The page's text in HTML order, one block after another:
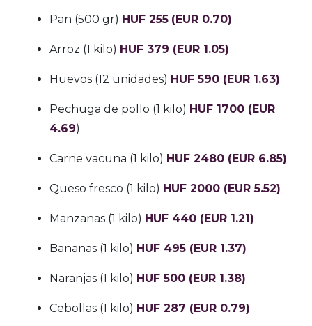
Pan (500 gr) HUF 255 (EUR 0.70)
Arroz (1 kilo) HUF 379 (EUR 1.05)
Huevos (12 unidades) HUF 590 (EUR 1.63)
Pechuga de pollo (1 kilo) HUF 1700 (EUR
4.69)
Carne vacuna (1 kilo) HUF 2480 (EUR 6.85)
Queso fresco (1 kilo) HUF 2000 (EUR 5.52)
Manzanas (1 kilo) HUF 440 (EUR 1.21)
Bananas (1 kilo) HUF 495 (EUR 1.37)
Naranjas (1 kilo) HUF 500 (EUR 1.38)
Cebollas (1 kilo) HUF 287 (EUR 0.79)